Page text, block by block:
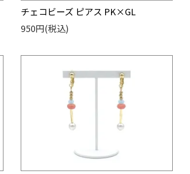
チェコビーズ ピアス PK×GL
950円(税込)